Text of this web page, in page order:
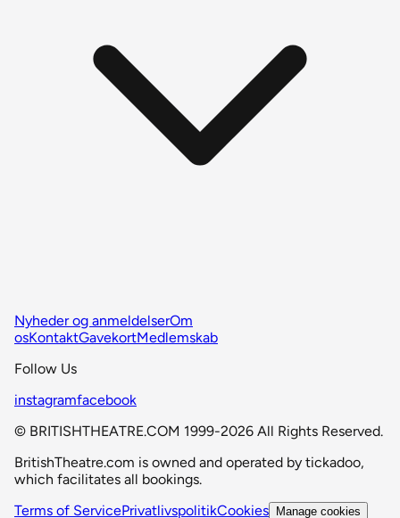
Nyheder og anmeldelserOm
osKontaktGavekortMedlemskab
Follow Us
instagramfacebook
© BRITISHTHEATRE.COM 1999-2026 All Rights Reserved.
BritishTheatre.com is owned and operated by tickadoo,
which facilitates all bookings.
Terms of ServicePrivatlivspolitikCookies Manage cookies